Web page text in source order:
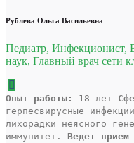
Рублева Ольга Васильевна
Педиатр, Инфекционист,
наук, Главный врач сети
Опыт работы: 18 лет
герпесвирусные
лихорадки неясного
иммунитет. Ведет прием